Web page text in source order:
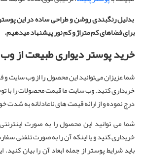
بدلیل رنگبندی روشن و طراحی ساده در این پوستر
برای فضاهای کم متراژ و کم نور پیشنهاد میدهیم.
خرید پوستر دیواری طبیعت از
شما عزیزان می‌توانید این محصول را از وب سایت و
خریداری کنید. وب سایت ما قیمت محصولات را با
درج نموده و از ارائه قیمت های ناعادلانه به شدت
شما می توانید این محصول را به صورت
خریداری کنید و یا اینکه آن را به صورت تلفنی
باید شرایط پوستر از جمله ابعاد آن را بیان کنید.